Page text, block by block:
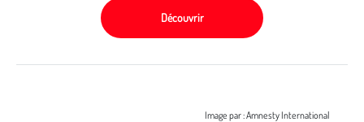
Découvrir
Image par : Amnesty International